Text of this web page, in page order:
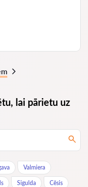
lai pārietu uz
Valmiera
Sigulda Cēsis